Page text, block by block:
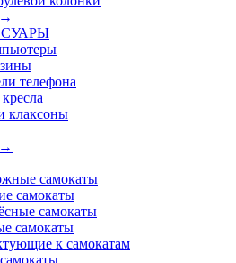
→
телефона
клаксоны
→
самокаты
самокаты
самокаты
самокаты
к самокатам